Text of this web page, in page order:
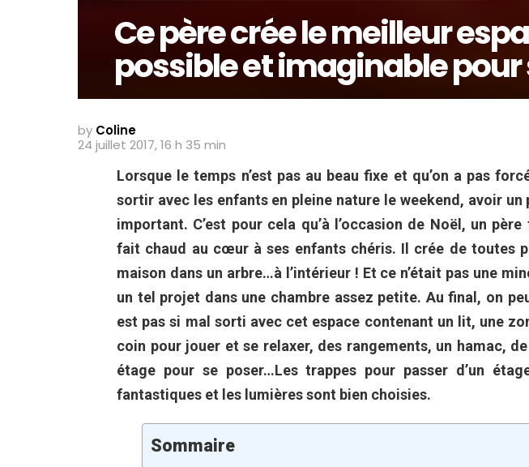
Ce père crée le meilleur
possible et imaginable
by Coline
24 juillet 2017, 16 h 35 min
Lorsque le temps n’est pas au beau fixe et qu’on a pas
sortir avec les enfants en pleine nature le weekend, avoir un
important. C’est pour cela qu’à l’occasion de Noël, un
fait chaud au cœur à ses enfants chéris. Il crée de toutes
maison dans un arbre…à l’intérieur ! Et ce n’était pas une
un tel projet dans une chambre assez petite. Au final, on
est pas si mal sorti avec cet espace contenant un lit, une
coin pour jouer et se relaxer, des rangements, un hamac, de
étage pour se poser…Les trappes pour passer d’un
fantastiques et les lumières sont bien choisies.
Sommaire